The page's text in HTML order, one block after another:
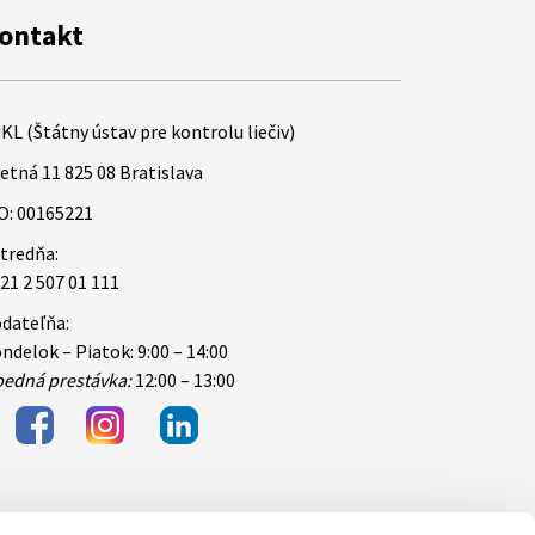
(Štátny ústav pre kontrolu liečiv)
11 825 08 Bratislava
00165221
2 507 01 111
– Piatok: 9:00 – 14:00
prestávka:12:00 – 13:00